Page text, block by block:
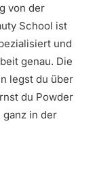
von der
School ist
und
genau. Die
legst du über
du Powder
ganz in der